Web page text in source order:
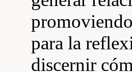
para la
discernir